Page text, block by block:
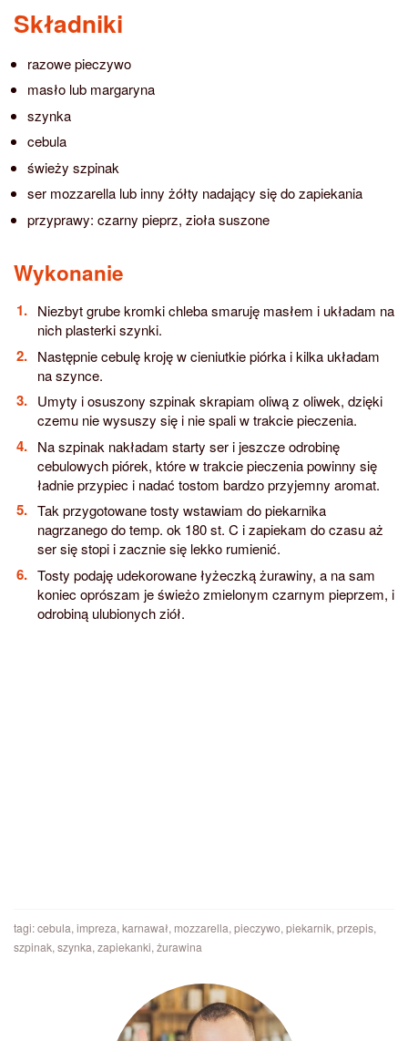
Składniki
razowe pieczywo
masło lub margaryna
szynka
cebula
świeży szpinak
ser mozzarella lub inny żółty nadający się do zapiekania
przyprawy: czarny pieprz, zioła suszone
Wykonanie
Niezbyt grube kromki chleba smaruję masłem i układam na
nich plasterki szynki.
Następnie cebulę kroję w cieniutkie piórka i kilka układam
na szynce.
Umyty i osuszony szpinak skrapiam oliwą z oliwek, dzięki
czemu nie wysuszy się i nie spali w trakcie pieczenia.
Na szpinak nakładam starty ser i jeszcze odrobinę
cebulowych piórek, które w trakcie pieczenia powinny się
ładnie przypiec i nadać tostom bardzo przyjemny aromat.
Tak przygotowane tosty wstawiam do piekarnika
nagrzanego do temp. ok 180 st. C i zapiekam do czasu aż
ser się stopi i zacznie się lekko rumienić.
Tosty podaję udekorowane łyżeczką żurawiny, a na sam
koniec oprószam je świeżo zmielonym czarnym pieprzem, i
odrobiną ulubionych ziół.
tagi:cebula, impreza, karnawał, mozzarella, pieczywo, piekarnik, przepis,
szpinak, szynka, zapiekanki, żurawina